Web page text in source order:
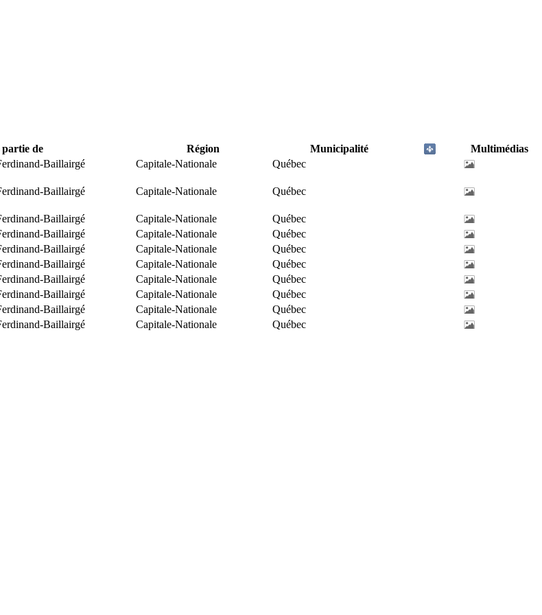
de Région Municipalité
Multimédias
Baillairgé Capitale-Nationale
Québec
Baillairgé Capitale-Nationale Québec
Baillairgé Capitale-Nationale
Québec
Baillairgé Capitale-Nationale
Québec
Baillairgé Capitale-Nationale
Québec
Baillairgé Capitale-Nationale
Québec
Baillairgé Capitale-Nationale
Québec
Baillairgé Capitale-Nationale
Québec
Baillairgé Capitale-Nationale
Québec
Baillairgé Capitale-Nationale Québec